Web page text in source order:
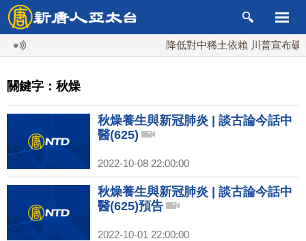
降低對中稀土依賴 川普宣布礦業
關鍵字：秋燥
秋燥養生與新冠肺炎 | 談古論今話中
醫(625)
2022-10-08 22:00:00
秋燥養生與新冠肺炎 | 談古論今話中
醫(625)預告
2022-10-01 22:00:00